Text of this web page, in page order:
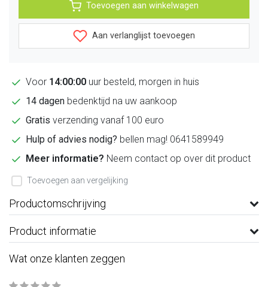
Toevoegen aan winkelwagen
Aan verlanglijst toevoegen
Voor 14:00:00 uur besteld, morgen in huis
14 dagen bedenktijd na uw aankoop
Gratis verzending vanaf 100 euro
Hulp of advies nodig? bellen mag! 0641589949
Meer informatie? Neem contact op over dit product
Toevoegen aan vergelijking
Productomschrijving
Product informatie
Wat onze klanten zeggen